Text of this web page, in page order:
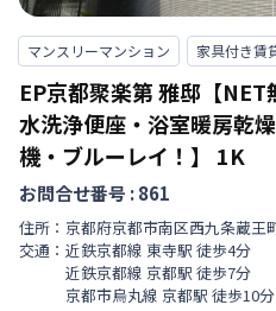
マンスリーマンション 家具付き賃
EP京都聚楽第 雅邸【
水洗浄便座・浴室暖房乾
機・ブルーレイ！】
1K
お問合せ番号 :861
住所： 京都府京都市南区西九条蔵王
交通： 近鉄京都線 東寺駅 徒歩4分
近鉄京都線 京都駅 徒歩7分
京都市烏丸線 京都駅 徒歩10分